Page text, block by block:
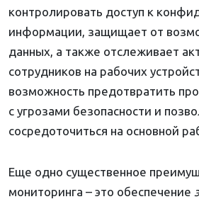
контролировать доступ к
информации, защищает от
данных, а также отслеживает
сотрудников на рабочих
возможность предотвратить
с угрозами безопасности и
сосредоточиться на основной
Еще одно существенное
мониторинга – это обеспечение